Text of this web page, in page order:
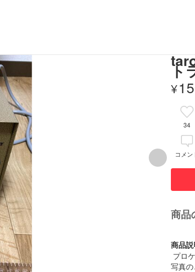
ト
¥
34
コメン
商品
商品
プロ
写真の